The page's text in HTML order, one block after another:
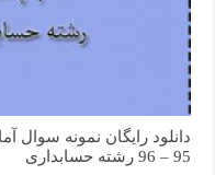
دانلود رایگان نمونه سوال
95 – 96 رشته حسابداری